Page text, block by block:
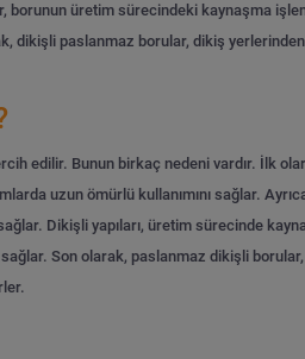
üretim sürecindeki kaynaşma
dikişli paslanmaz borular, dikiş
edilir. Bunun birkaç nedeni vardır. İlk
uzun ömürlü kullanımını sağlar.
Dikişli yapıları, üretim sürecinde
Son olarak, paslanmaz dikişli